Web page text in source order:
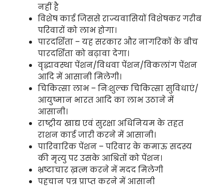
नहीं है
विशेष कार्ड जिससे राज्यवासियों विशेषकर गरीब
परिवारों को लाभ होगा।
पारदर्शिता – यह सरकार और नागरिकों के बीच
पारदर्शिता को बढ़ावा देगा।
वृद्धावस्था पेंशन/विधवा पेंशन/विकलांग पेंशन
आदि में आसानी मिलेगी।
चिकित्सा लाभ – निःशुल्क चिकित्सा सुविधाएं/
आयुष्मान भारत आदि का लाभ उठाने में
आसानी।
राष्ट्रीय खाद्य एवं सुरक्षा अधिनियम के तहत
राशन कार्ड जारी करने में आसानी।
पारिवारिक पेंशन – परिवार के कमाऊ सदस्य
की मृत्यु पर उसके आश्रितों को पेंशन।
भ्रष्टाचार ख़त्म करने में मदद मिलेगी
पहचान पत्र प्राप्त करने में आसानी